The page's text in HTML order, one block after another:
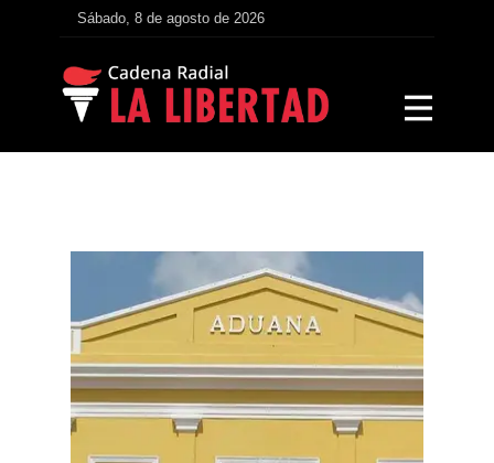
Sábado, 8 de agosto de 2026